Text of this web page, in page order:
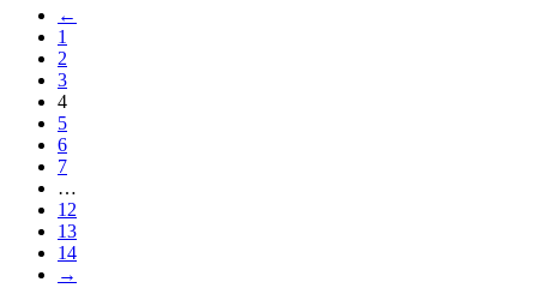
←
1
2
3
4
5
6
7
…
12
13
14
→